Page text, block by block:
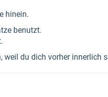
hinein.
benutzt.
weil du dich vorher innerlich